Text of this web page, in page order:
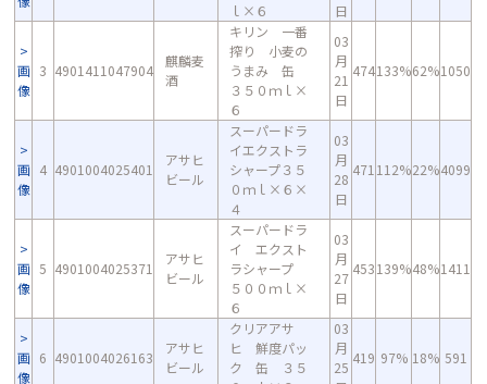
ｌ×６
日
画
像
3 4901411047904
麒麟麦
酒
キリン 一番
搾り 小麦の
うまみ 缶
３５０ｍｌ×
６
03
月
21
日
474133%62%1050
画
像
4 4901004025401
アサヒ
ビール
スーパードラ
イエクストラ
シャープ３５
０ｍｌ×６×
４
03
月
28
日
471 112%22%4099
画
像
5 4901004025371
アサヒ
ビール
スーパードラ
イ エクスト
ラシャープ
５００ｍｌ×
６
03
月
27
日
453139%48%1411
画
像
6 4901004026163
アサヒ
ビール
クリアアサ
ヒ 鮮度パッ
ク 缶 ３５
03
月
25
419 97% 18% 591